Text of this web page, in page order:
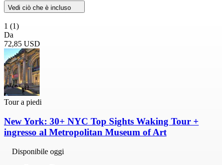
Vedi ciò che è incluso
1 (1)
Da
72,85 USD
Tour a piedi
New York: 30+ NYC Top Sights Waking Tour +
ingresso al Metropolitan Museum of Art
Disponibile oggi